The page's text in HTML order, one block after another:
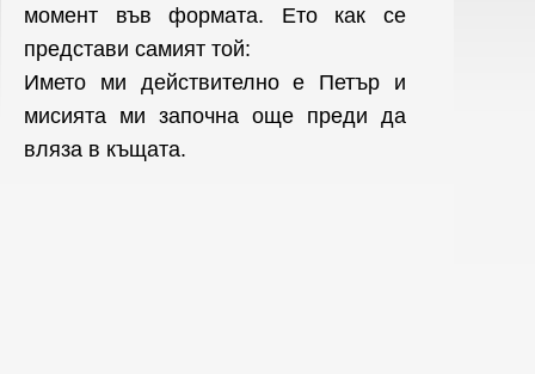
момент във формата. Ето как се
представи самият той:
Името ми действително е Петър и
мисията ми започна още преди да
вляза в къщата.